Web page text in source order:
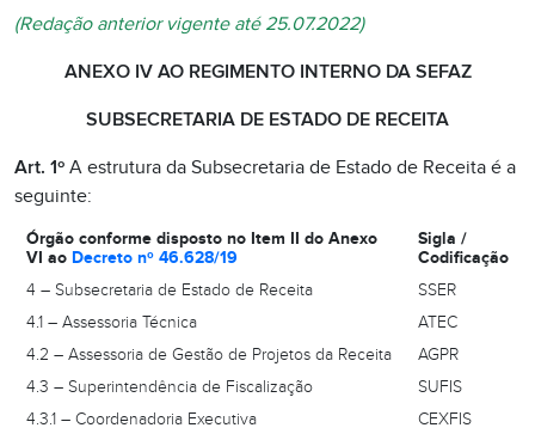
(Redação anterior vigente até 25.07.2022)
ANEXO IV AO REGIMENTO INTERNO DA SEFAZ
SUBSECRETARIA DE ESTADO DE RECEITA
Art. 1º A estrutura da Subsecretaria de Estado de Receita é a
seguinte:
Órgão conforme disposto no Item II do Anexo
VI ao Decreto nº 46.628/19
Sigla /
Codificação
4 – Subsecretaria de Estado de Receita
SSER
4.1 – Assessoria Técnica
ATEC
4.2 – Assessoria de Gestão de Projetos da Receita
AGPR
4.3 – Superintendência de Fiscalização
SUFIS
4.3.1 – Coordenadoria Executiva
CEXFIS